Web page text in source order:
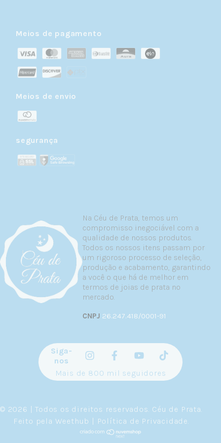
detalhes ou pedras naturais adicionam um
brilho especial.
Barbell reto
mas ainda uma opção válida. A barra reta
pode criar um efeito visual interessante,
mais proeminente.
a estética, mas o material da sua joia. A
de beleza, durabilidade e
seu piercing tragus?
A prata 925, também conhecida como prata
esterlina, contém 92,5% de prata pura
combinada com 7,5% de outros metais que
aumentam sua resistência e durabilidade.
Para piercings no tragus, essa composição
é especialmente vantajosa por diversos
motivos.
Primeiramente, a prata possui
Os íons de prata atuam inibindo a
proliferação de microrganismos, o que é
particularmente relevante em uma região
como o tragus, próxima ao canal auditivo.
cicatrização.
Além disso, a prata 925 é hipoalergênica, o
que significa que a chance de reações
Na Céu de Prata, temos um
compromisso inegociável com a
qualidade de nossos produtos.
Todos os nossos itens passam por
um rigoroso processo de seleção,
produção e acabamento, garantindo
a você o que há de melhor em
termos de joias de prata no
mercado.
CNPJ 26.247.418/0001-91
Meios de pagamento
Meios de envio
segurança
Siga-
nos
Mais de 800 mil seguidores
© 2026 | Todos os direitos reservados. Céu de Prata.
Feito pela Weethub Política de Privacidade.